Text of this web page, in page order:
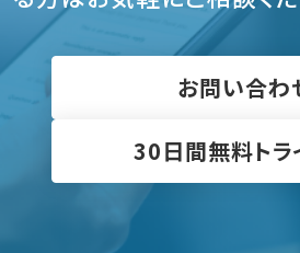
お問い合わ
30日間無料トラ